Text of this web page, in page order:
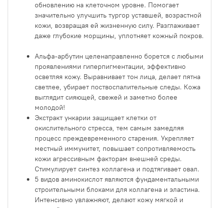
обновлению на клеточном уровне. Помогает
значительно улучшить тургор уставшей, возрастной
кожи, возвращая ей жизненную силу. Разглаживает
даже глубокие морщины, уплотняет кожный покров.
Альфа-арбутин целенаправленно борется с любыми
проявлениями гиперпигментации, эффективно
осветляя кожу. Выравнивает тон лица, делает пятна
светлее, убирает поствоспалительные следы. Кожа
выглядит сияющей, свежей и заметно более
молодой!
Экстракт ункарии защищает клетки от
окислительного стресса, тем самым замедляя
процесс преждевременного старения. Укрепляет
местный иммунитет, повышает сопротивляемость
кожи агрессивным факторам внешней среды.
Стимулирует синтез коллагена и подтягивает овал.
5 видов аминокислот являются фундаментальными
строительными блоками для коллагена и эластина.
Интенсивно увлажняют, делают кожу мягкой и